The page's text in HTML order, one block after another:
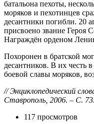
батальона пехоты,
моряков и пехотинцев
десантники погибли. 20
присвоено звание Героя
Награждён орденом
Похоронен в братской
десантников. В их честь
боевой славы моряков,
// Энциклопедический
Ставрополь, 2006. – С. 73.
117 просмотров